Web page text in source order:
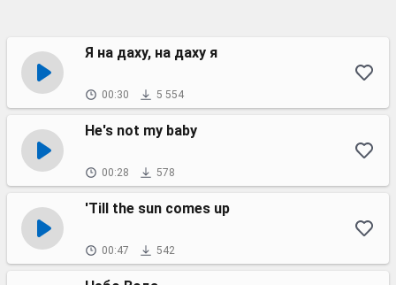
Я на даху, на даху я
00:30 5 554
He's not my baby
00:28 578
'Till the sun comes up
00:47 542